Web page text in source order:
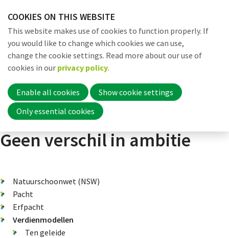
links
Jump
to
navigation
to
main
content
Dossiers Verdienmodellen
Geen verschil in ambitie
Natuurschoonwet (NSW)
Pacht
Erfpacht
Verdienmodellen
Ten geleide
Home
COOKIES ON THIS WEBSITE
This website makes use of cookies to function properly. If
you would like to change which cookies we can use,
change the cookie settings. Read more about our use of
cookies in our privacy policy.
Enable all cookies
Show cookie settings
Only essential cookies